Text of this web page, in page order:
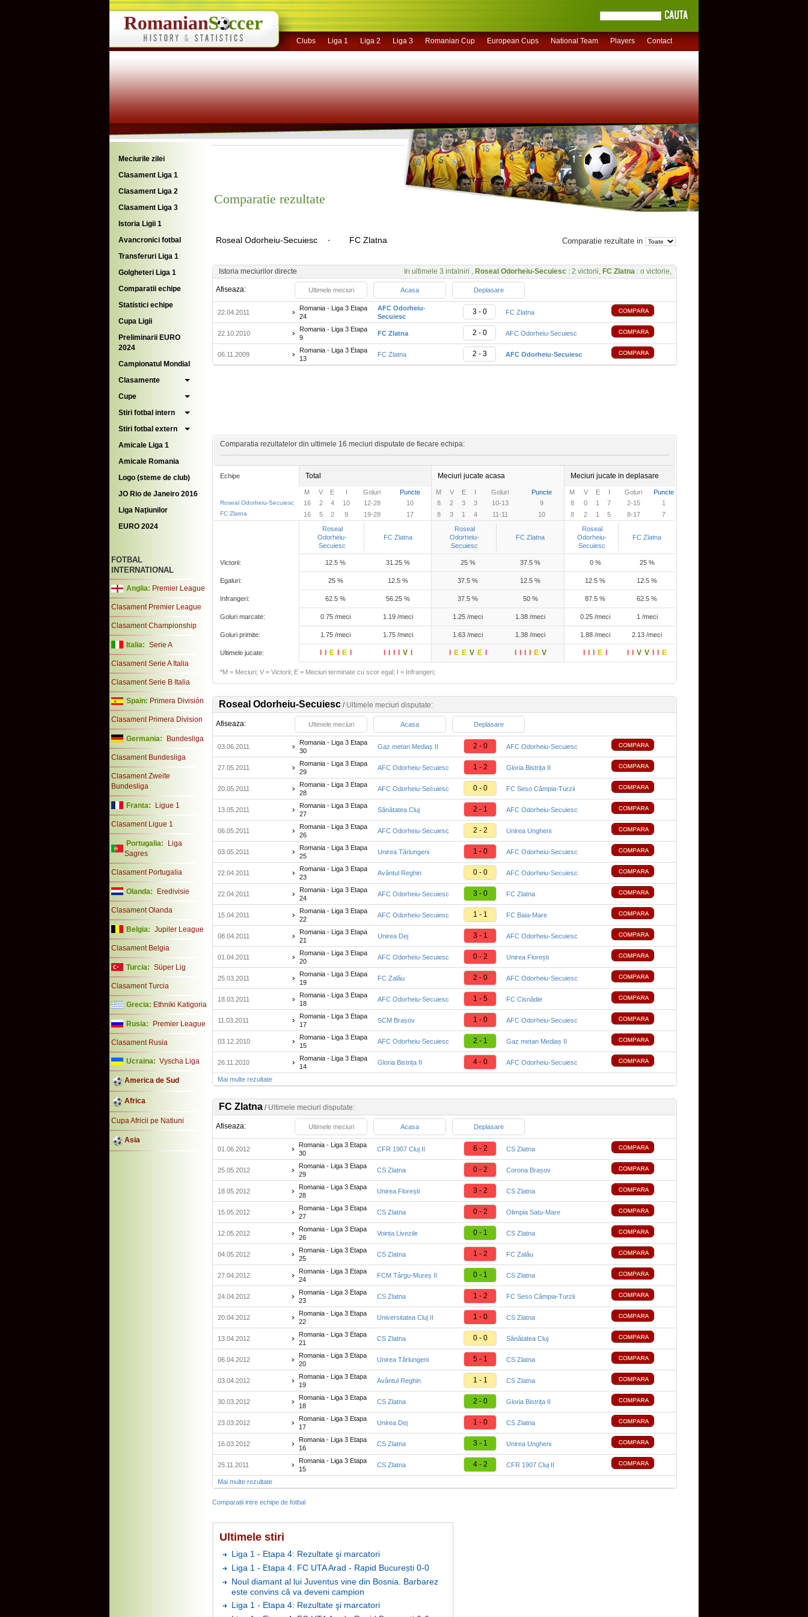
Clubs Liga 1 Liga 2 Liga 3 Romanian Cup European Cups National Team Players Contact
Meciurile zilei
Clasament Liga 1
Clasament Liga 2
Clasament Liga 3
Istoria Ligii 1
Avancronici fotbal
Transferuri Liga 1
Golgheteri Liga 1
Comparatii echipe
Statistici echipe
Cupa Ligii
Preliminarii EURO
2024
Campionatul Mondial
Clasamente
Cupe
Stiri fotbal intern
Stiri fotbal extern
Amicale Liga 1
Amicale Romania
Logo (steme de club)
JO Rio de Janeiro 2016
Liga Naţiunilor
EURO 2024
FOTBAL
INTERNATIONAL
Anglia: Premier League
Clasament Premier League
Clasament Championship
Italia: Serie A
Clasament Serie A Italia
Clasament Serie B Italia
Spain: Primera División
Clasament Primera Division
Germania: Bundesliga
Clasament Bundesliga
Clasament Zweite
Bundesliga
Franta: Ligue 1
Clasament Ligue 1
Portugalia:
Liga
Sagres
Clasament Portugalia
Olanda: Eredivisie
Clasament Olanda
Belgia: Jupiler League
Clasament Belgia
Turcia: Süper Lig
Clasament Turcia
Grecia: Ethniki Katigoria
Rusia: Premier League
Clasament Rusia
Ucraina: Vyscha Liga
America de Sud
Africa
Cupa Africii pe Natiuni
Asia
Comparatie rezultate
Roseal Odorheiu-Secuiesc - FC Zlatna Comparatie rezultate in
Istoria meciurilor directe In ultimele 3 intalniri , Roseal Odorheiu-Secuiesc : 2 victorii, FC Zlatna : o victorie,
Afiseaza: Ultimele meciuri Acasa Deplasare
22.04.2011
Romania - Liga 3 Etapa
24
AFC Odorheiu-
Secuiesc
3 - 0 FC Zlatna
22.10.2010
Romania - Liga 3 Etapa
9
FC Zlatna 2 - 0 AFC Odorheiu-Secuiesc
06.11.2009
Romania - Liga 3 Etapa
13
FC Zlatna 2 - 3 AFC Odorheiu-Secuiesc
Comparatia rezultatelor din ultimele 16 meciuri disputate de fiecare echipa:
Echipe Total Meciuri jucate acasa Meciuri jucate in deplasare
M V E I Goluri Puncte M V E I Goluri Puncte M V E I Goluri Puncte
Roseal Odorheiu-Secuiesc 16 2 4 10 12-28 10 8 2 3 3 10-13 9 8 0 1 7 2-15 1
FC Zlatna 16 5 2 9 19-28 17 8 3 1 4 11-11 10 8 2 1 5 8-17
7
Roseal
Odorheiu-
Secuiesc
FC Zlatna
Roseal
Odorheiu-
Secuiesc
FC Zlatna
Roseal
Odorheiu-
Secuiesc
FC Zlatna
Victorii: 12.5 % 31.25 % 25 % 37.5 % 0 % 25 %
Egaluri: 25 % 12.5 % 37.5 % 12.5 % 12.5 % 12.5 %
Infrangeri: 62.5 % 56.25 % 37.5 % 50 % 87.5 % 62.5 %
Goluri marcate: 0.75 /meci 1.19 /meci 1.25 /meci 1.38 /meci 0.25 /meci 1 /meci
Goluri primite: 1.75 /meci 1.75 /meci 1.63 /meci 1.38 /meci 1.88 /meci 2.13 /meci
Ultimele jucate: E E V E E V E E V E V V E
*M = Meciuri; V = Victorii; E = Meciuri terminate cu scor egal; I = Infrangeri;
Roseal Odorheiu-Secuiesc / Ultimele meciuri disputate:
Afiseaza: Ultimele meciuri Acasa Deplasare
03.06.2011
Romania - Liga 3 Etapa
30
Gaz metan Mediaș II 2 - 0 AFC Odorheiu-Secuiesc
27.05.2011
Romania - Liga 3 Etapa
29
AFC Odorheiu-Secuiesc 1 - 2 Gloria Bistrița II
20.05.2011
Romania - Liga 3 Etapa
28
AFC Odorheiu-Secuiesc 0 - 0 FC Seso Câmpia-Turzii
13.05.2011
Romania - Liga 3 Etapa
27
Sănătatea Cluj 2 - 1 AFC Odorheiu-Secuiesc
06.05.2011
Romania - Liga 3 Etapa
26
AFC Odorheiu-Secuiesc 2 - 2 Unirea Ungheni
03.05.2011
Romania - Liga 3 Etapa
25
Unirea Tărlungeni 1 - 0 AFC Odorheiu-Secuiesc
22.04.2011
Romania - Liga 3 Etapa
23
Avântul Reghin 0 - 0 AFC Odorheiu-Secuiesc
22.04.2011
Romania - Liga 3 Etapa
24
AFC Odorheiu-Secuiesc 3 - 0 FC Zlatna
15.04.2011
Romania - Liga 3 Etapa
22
AFC Odorheiu-Secuiesc 1 - 1 FC Baia-Mare
08.04.2011
Romania - Liga 3 Etapa
21
Unirea Dej 3 - 1 AFC Odorheiu-Secuiesc
01.04.2011
Romania - Liga 3 Etapa
20
AFC Odorheiu-Secuiesc 0 - 2 Unirea Florești
25.03.2011
Romania - Liga 3 Etapa
19
FC Zalău 2 - 0 AFC Odorheiu-Secuiesc
18.03.2011
Romania - Liga 3 Etapa
18
AFC Odorheiu-Secuiesc 1 - 5 FC Cisnădie
11.03.2011
Romania - Liga 3 Etapa
17
SCM Brașov 1 - 0 AFC Odorheiu-Secuiesc
03.12.2010
Romania - Liga 3 Etapa
15
AFC Odorheiu-Secuiesc 2 - 1 Gaz metan Mediaș II
26.11.2010
Romania - Liga 3 Etapa
14
Gloria Bistrița II 4 - 0 AFC Odorheiu-Secuiesc
Mai multe rezultate
FC Zlatna / Ultimele meciuri disputate:
Afiseaza: Ultimele meciuri Acasa Deplasare
01.06.2012
Romania - Liga 3 Etapa
30
CFR 1907 Cluj II 6 - 2 CS Zlatna
25.05.2012
Romania - Liga 3 Etapa
29
CS Zlatna 0 - 2 Corona Brașov
18.05.2012
Romania - Liga 3 Etapa
28
Unirea Florești 3 - 2 CS Zlatna
15.05.2012
Romania - Liga 3 Etapa
27
CS Zlatna 0 - 2 Olimpia Satu-Mare
12.05.2012
Romania - Liga 3 Etapa
26
Voința Livezile 0 - 1 CS Zlatna
04.05.2012
Romania - Liga 3 Etapa
25
CS Zlatna 1 - 2 FC Zalău
27.04.2012
Romania - Liga 3 Etapa
24
FCM Târgu-Mureș II 0 - 1 CS Zlatna
24.04.2012
Romania - Liga 3 Etapa
23
CS Zlatna 1 - 2 FC Seso Câmpia-Turzii
20.04.2012
Romania - Liga 3 Etapa
22
Universitatea Cluj II 1 - 0 CS Zlatna
13.04.2012
Romania - Liga 3 Etapa
21
CS Zlatna 0 - 0 Sănătatea Cluj
06.04.2012
Romania - Liga 3 Etapa
20
Unirea Tărlungeni 5 - 1 CS Zlatna
03.04.2012
Romania - Liga 3 Etapa
19
Avântul Reghin 1 - 1 CS Zlatna
30.03.2012
Romania - Liga 3 Etapa
18
CS Zlatna 2 - 0 Gloria Bistrița II
23.03.2012
Romania - Liga 3 Etapa
17
Unirea Dej 1 - 0 CS Zlatna
16.03.2012
Romania - Liga 3 Etapa
16
CS Zlatna 3 - 1 Unirea Ungheni
25.11.2011
Romania - Liga 3 Etapa
15
CS Zlatna 4 - 2 CFR 1907 Cluj II
Mai multe rezultate
Comparatii intre echipe de fotbal
Ultimele stiri
Liga 1 - Etapa 4: Rezultate şi marcatori
Liga 1 - Etapa 4: FC UTA Arad - Rapid București 0-0
Noul diamant al lui Juventus vine din Bosnia. Barbarez
este convins că va deveni campion
Liga 1 - Etapa 4: Rezultate şi marcatori